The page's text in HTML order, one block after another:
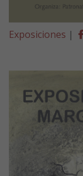
Exposiciones |